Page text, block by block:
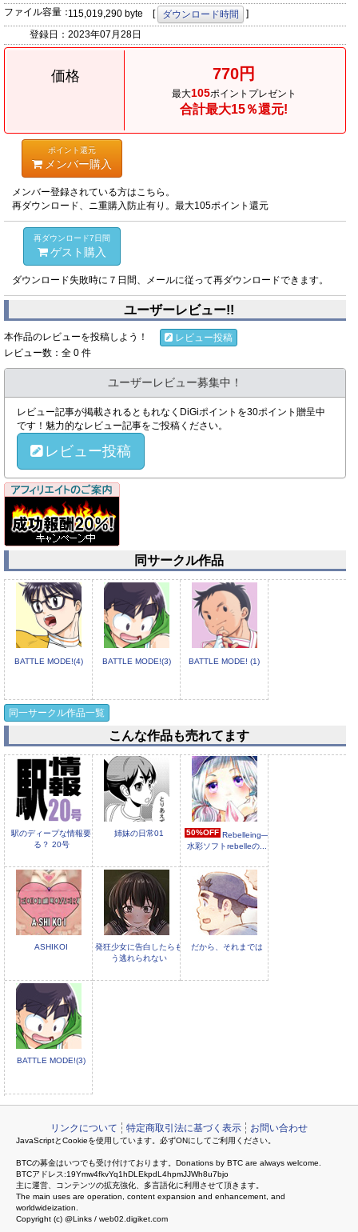
ファイル容量：115,019,290 byte [ ダウンロード時間
]
登録日： 2023年07月28日
価格 770円
最大105ポイントプレゼント
合計最大15％還元!
ポイント還元
メンバー購入
メンバー登録されている方はこちら。
再ダウンロード、ニ重購入防止有り。最大105ポイント還元
再ダウンロード7日間
ゲスト購入
ダウンロード失敗時に７日間、メールに従って再ダウンロードできます。
ユーザーレビュー!!
本作品のレビューを投稿しよう！
レビュー投稿
レビュー数：全 0 件
ユーザーレビュー募集中！
レビュー記事が掲載されるともれなくDiGiポイントを30ポイント贈呈中
です！魅力的なレビュー記事をご投稿ください。
レビュー投稿
同サークル作品
BATTLE MODE!(4) BATTLE MODE!(3) BATTLE MODE! (1)
同一サークル作品一覧
こんな作品も売れてます
駅のディープな情報要
る？ 20号
姉妹の日常01 50%OFF Rebelleing―
水彩ソフトrebelleの...
ASHIKOI
発狂少女に告白したらも
う逃れられない
だから、それまでは
BATTLE MODE!(3)
リンクについて 特定商取引法に基づく表示 お問い合わせ
JavaScriptとCookieを使用しています。必ずONにしてご利用ください。
BTCの募金はいつでも受け付けております。Donations by BTC are always welcome.
BTCアドレス:19Ymw4fkvYq1hDLEkpdL4hpmJJWh8u7bjo
主に運営、コンテンツの拡充強化、多言語化に利用させて頂きます。
The main uses are operation, content expansion and enhancement, and
worldwideization.
Copyright (c) @Links / web02.digiket.com